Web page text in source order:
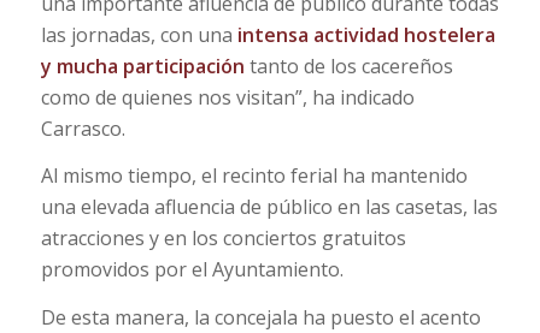
las jornadas, con una intensa actividad hostelera
y mucha participación tanto de los cacereños
como de quienes nos visitan”, ha indicado
Carrasco.
Al mismo tiempo, el recinto ferial ha mantenido
una elevada afluencia de público en las casetas, las
atracciones y en los conciertos gratuitos
promovidos por el Ayuntamiento.
De esta manera, la concejala ha puesto el acento